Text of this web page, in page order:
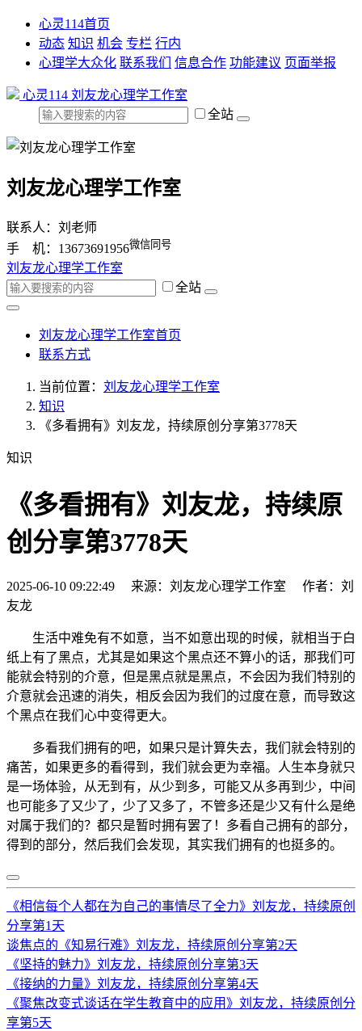
心灵114首页
动态 知识 机会 专栏 行内
心理学大众化 联系我们 信息合作 功能建议 页面举报
心灵114 刘友龙心理学工作室
全站
刘友龙心理学工作室
联系人：刘老师
手 机：13673691956微信同号
刘友龙心理学工作室
全站
刘友龙心理学工作室首页
联系方式
当前位置： 刘友龙心理学工作室
知识
《多看拥有》刘友龙，持续原创分享第3778天
知识
《多看拥有》刘友龙，持续原
创分享第3778天
2025-06-10 09:22:49 来源：刘友龙心理学工作室 作者：刘
友龙
生活中难免有不如意，当不如意出现的时候，就相当于白
纸上有了黑点，尤其是如果这个黑点还不算小的话，那我们可
能就会特别的介意，但是黑点就是黑点，不会因为我们特别的
介意就会迅速的消失，相反会因为我们的过度在意，而导致这
个黑点在我们心中变得更大。
多看我们拥有的吧，如果只是计算失去，我们就会特别的
痛苦，如果更多的看得到，我们就会更为幸福。人生本身就只
是一场体验，从无到有，从少到多，可能又从多再到少，中间
也可能多了又少了，少了又多了，不管多还是少又有什么是绝
对属于我们的？都只是暂时拥有罢了！多看自己拥有的部分，
得到的部分，然后我们会发现，其实我们拥有的也挺多的。
《相信每个人都在为自己的事情尽了全力》刘友龙，持续原创
分享第1天
谈焦点的《知易行难》刘友龙，持续原创分享第2天
《坚持的魅力》刘友龙，持续原创分享第3天
《接纳的力量》刘友龙，持续原创分享第4天
《聚焦改变式谈话在学生教育中的应用》刘友龙，持续原创分
享第5天